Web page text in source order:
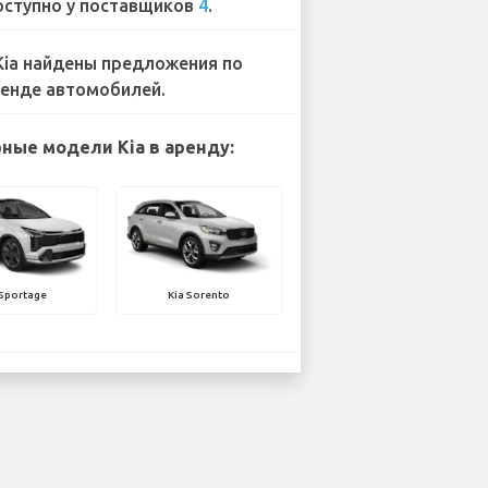
у поставщиков 4.
найдены предложения по
автомобилей.
модели Kia в аренду:
Kia Sorento